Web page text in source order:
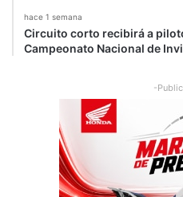
hace 1 semana
Circuito corto recibirá a
Campeonato Nacional de
-